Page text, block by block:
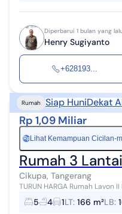
Diperbarui 1 bulan yang
Henry Sugiyanto
+628193...
Rumah Siap HuniDekat
Rp 1,09 Miliar
RpLihat Kemampuan Cicilan-
Rumah 3
Cikupa, Tangerang
TURUN HARGA Rumah Lavon II kondisi Baru 3 lantai Belum Pernah
Ditempati Cikupa Tangerang Lavon 2 - akses ke BSD, Gading
Serpong & Tol Jakarta-Me...
5 4 1LT: 166 m²LB: